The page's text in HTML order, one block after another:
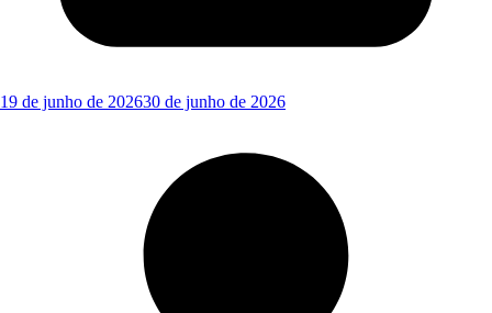
19 de junho de 202630 de junho de 2026